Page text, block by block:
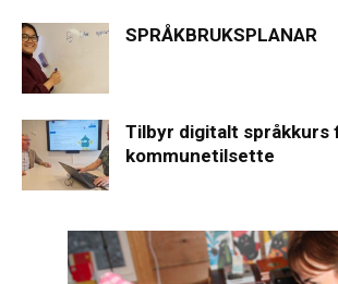
SPRÅKBRUKSPLANAR
Tilbyr digitalt språkkurs
kommunetilsette